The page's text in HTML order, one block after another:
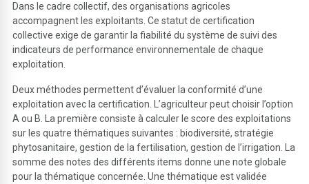
Dans le cadre collectif, des organisations agricoles
accompagnent les exploitants. Ce statut de certification
collective exige de garantir la fiabilité du système de suivi des
indicateurs de performance environnementale de chaque
exploitation.
Deux méthodes permettent d’évaluer la conformité d’une
exploitation avec la certification. L’agriculteur peut choisir l’option
A ou B. La première consiste à calculer le score des exploitations
sur les quatre thématiques suivantes : biodiversité, stratégie
phytosanitaire, gestion de la fertilisation, gestion de l’irrigation. La
somme des notes des différents items donne une note globale
pour la thématique concernée. Une thématique est validée